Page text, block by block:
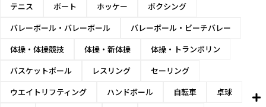
テニス
ボート ホッケー
ボクシング
バレーボール・バレーボール
バレーボール・ビーチバレー
体操・体操競技
体操・新体操
体操・トランポリン
バスケットボール
レスリング
セーリング
ウエイトリフティング
ハンドボール 自転車
卓球